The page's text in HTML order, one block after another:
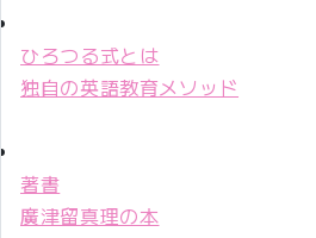
ひろつる式とは
独自の英語教育メソッド
著書
廣津留真理の本